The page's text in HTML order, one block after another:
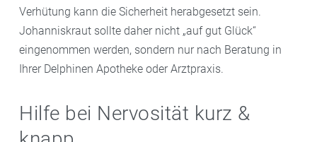
Verhütung kann die Sicherheit herabgesetzt sein.
Johanniskraut sollte daher nicht „auf gut Glück“
eingenommen werden, sondern nur nach Beratung in
Ihrer Delphinen Apotheke oder Arztpraxis.
Hilfe bei Nervosität kurz &